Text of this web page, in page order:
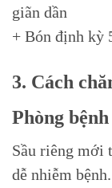
giãn dần
+ Bón định kỳ
3. Cách
Phòng
Sầu riêng mới
dễ nhiễm